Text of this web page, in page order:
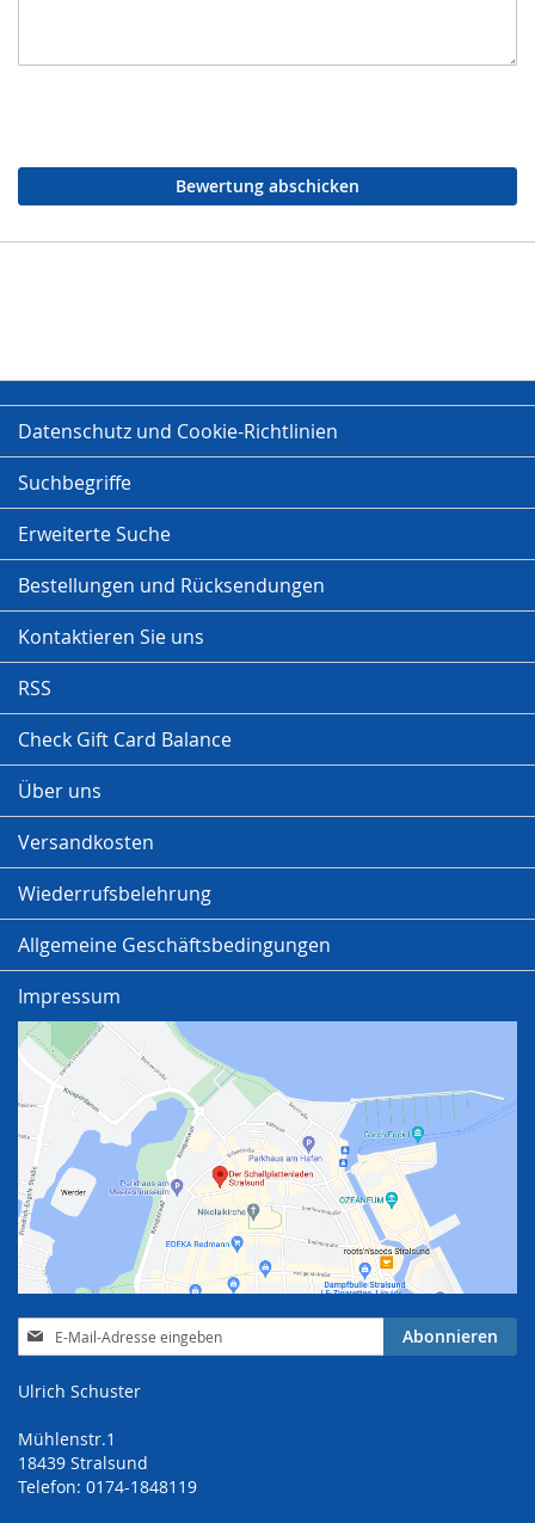
Bewertung abschicken
Datenschutz und Cookie-Richtlinien
Suchbegriffe
Erweiterte Suche
Bestellungen und Rücksendungen
Kontaktieren Sie uns
RSS
Check Gift Card Balance
Über uns
Versandkosten
Wiederrufsbelehrung
Allgemeine Geschäftsbedingungen
Impressum
Anmeldung
zum
Abonnieren
Ulrich Schuster
Mühlenstr.1
18439 Stralsund
Telefon: 0174-1848119